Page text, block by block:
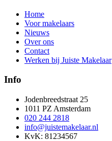
Home
Voor makelaars
Nieuws
Over ons
Contact
Werken bij Juiste Makelaar
Info
Jodenbreedstraat 25
1011 PZ Amsterdam
020 244 2818
info@juistemakelaar.nl
KvK: 81234567